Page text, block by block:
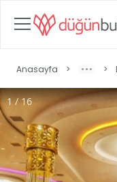
Anasayfa > >
1 / 16